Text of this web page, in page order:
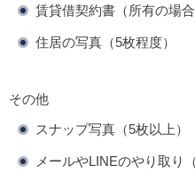
賃貸借契約書（所有の場
住居の写真（5枚程度）
その他
スナップ写真（5枚以上）
メールやLINEのやり取り